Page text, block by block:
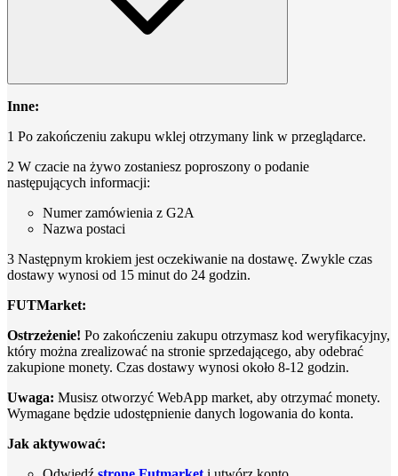
Inne:
1 Po zakończeniu zakupu wklej otrzymany link w przeglądarce.
2 W czacie na żywo zostaniesz poproszony o podanie
następujących informacji:
Numer zamówienia z G2A
Nazwa postaci
3 Następnym krokiem jest oczekiwanie na dostawę. Zwykle czas
dostawy wynosi od 15 minut do 24 godzin.
FUTMarket:
Ostrzeżenie! Po zakończeniu zakupu otrzymasz kod weryfikacyjny,
który można zrealizować na stronie sprzedającego, aby odebrać
zakupione monety. Czas dostawy wynosi około 8-12 godzin.
Uwaga: Musisz otworzyć WebApp market, aby otrzymać monety.
Wymagane będzie udostępnienie danych logowania do konta.
Jak aktywować: